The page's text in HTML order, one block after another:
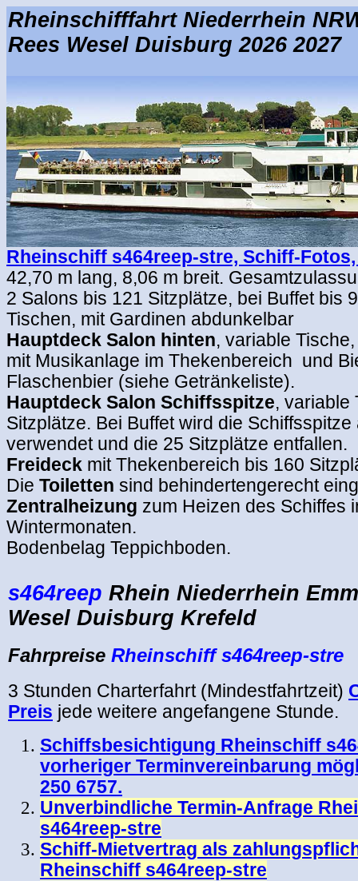
Rheinschifffahrt Niederrhein
Rees Wesel Duisburg 2026 2027
Rheinschiff s464reep-stre, Schiff-
42,70 m lang, 8,06 m breit.
2 Salons bis 121 Sitzplätze, bei Buffet bis
Tischen, mit Gardinen abdunkelbar
Hauptdeck Salon hinten, variable
mit Musikanlage im Thekenbereich und
Flaschenbier (siehe Getränkeliste).
Hauptdeck Salon Schiffsspitze, variable
Sitzplätze. Bei Buffet wird die
verwendet und die 25 Sitzplätze entfallen.
Freideck mit Thekenbereich bis 160
Die Toiletten sind behindertengerecht
Zentralheizung zum Heizen des Schiffes
Wintermonaten.
Bodenbelag Teppichboden.
s464reep Rhein Niederrhein
Wesel Duisburg Krefeld
Fahrpreise Rheinschiff s464reep-stre
3 Stunden Charterfahrt (Mindestfahrtzeit)
Preis jede weitere angefangene Stunde.
Schiffsbesichtigung Rheinschiff
vorheriger Terminvereinbarung
250 6757.
Unverbindliche Termin-Anfrage
s464reep-stre
Schiff-Mietvertrag als
Rheinschiff s464reep-stre